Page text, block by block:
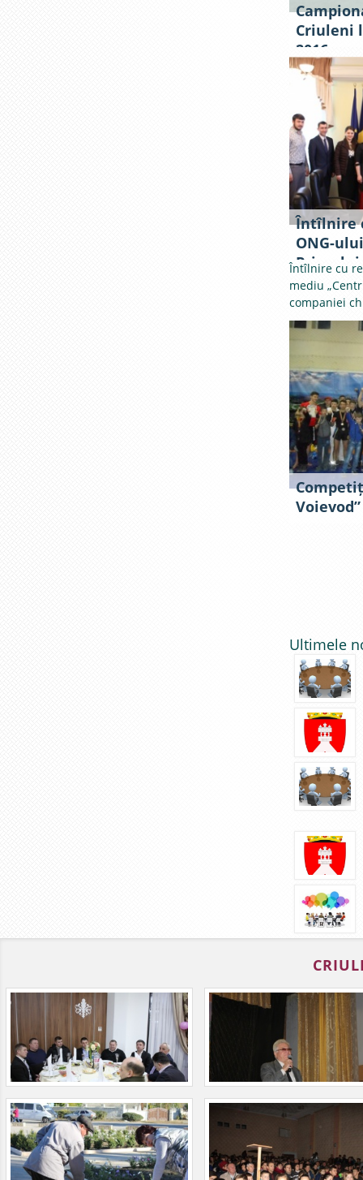
Criuleni
2016
Întîlnire
ONG-
Primului
Întîlnire cu
mediu
companiei
Voievod”
Ultimele